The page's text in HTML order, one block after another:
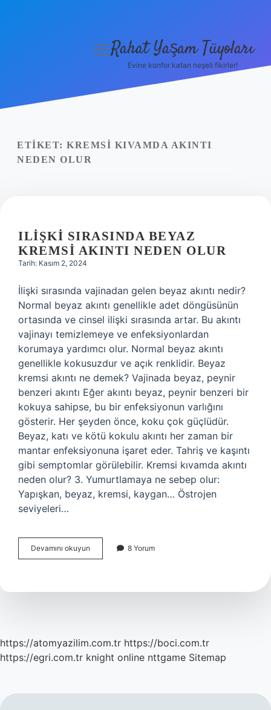
Yasal Uyarı
menüyü
Rahat Yaşam Tüyoları
Evine konfor katan neşeli fikirler!
ETIKET: KREMSI KIVAMDA AKINTI
NEDEN OLUR
ILIŞKI SIRASINDA BEYAZ
KREMSI AKINTI NEDEN OLUR
Tarih: Kasım 2, 2024
İlişki sırasında vajinadan gelen beyaz akıntı nedir?
Normal beyaz akıntı genellikle adet döngüsünün
ortasında ve cinsel ilişki sırasında artar. Bu akıntı
vajinayı temizlemeye ve enfeksiyonlardan
korumaya yardımcı olur. Normal beyaz akıntı
genellikle kokusuzdur ve açık renklidir. Beyaz
kremsi akıntı ne demek? Vajinada beyaz, peynir
benzeri akıntı Eğer akıntı beyaz, peynir benzeri bir
kokuya sahipse, bu bir enfeksiyonun varlığını
gösterir. Her şeyden önce, koku çok güçlüdür.
Beyaz, katı ve kötü kokulu akıntı her zaman bir
mantar enfeksiyonuna işaret eder. Tahriş ve kaşıntı
gibi semptomlar görülebilir. Kremsi kıvamda akıntı
neden olur? 3. Yumurtlamaya ne sebep olur:
Yapışkan, beyaz, kremsi, kaygan… Östrojen
seviyeleri…
Devamını okuyun
Sırasında
Akıntı
8 Yorum
https://atomyazilim.com.tr https://boci.com.tr
https://egri.com.tr knight online nttgame Sitemap